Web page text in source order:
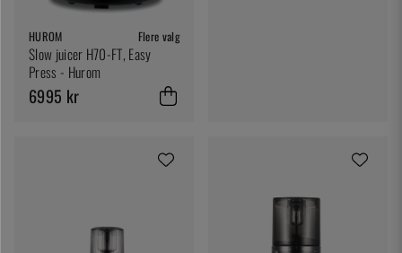
HUROM Flere valg
Slow juicer H70-FT, Easy
Press - Hurom
6995 kr